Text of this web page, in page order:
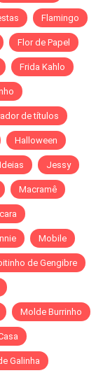
Flamingo
Flor de Papel
Frida Kahlo
de títulos
Halloween
Ideias Jessy
Macramê
Mobile
de Gengibre
Molde Burrinho
Galinha